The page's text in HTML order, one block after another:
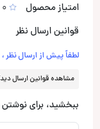
امتیاز محصول
0
قوانین ارسال نظر
لطفاً پیش از ارسال نظر
مشاهده قوانین ارسال
ببخشید، برای نوشتن